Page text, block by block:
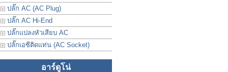
ปลั๊ก AC (AC Plug)
ปลั๊ก AC Hi-End
ปลั๊กแปลงหัวเสียบ AC
ปลั๊กเอซีติดแท่น (AC Socket)
อาร์ดูโน่